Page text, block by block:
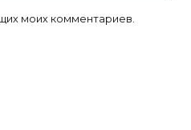
моих комментариев.